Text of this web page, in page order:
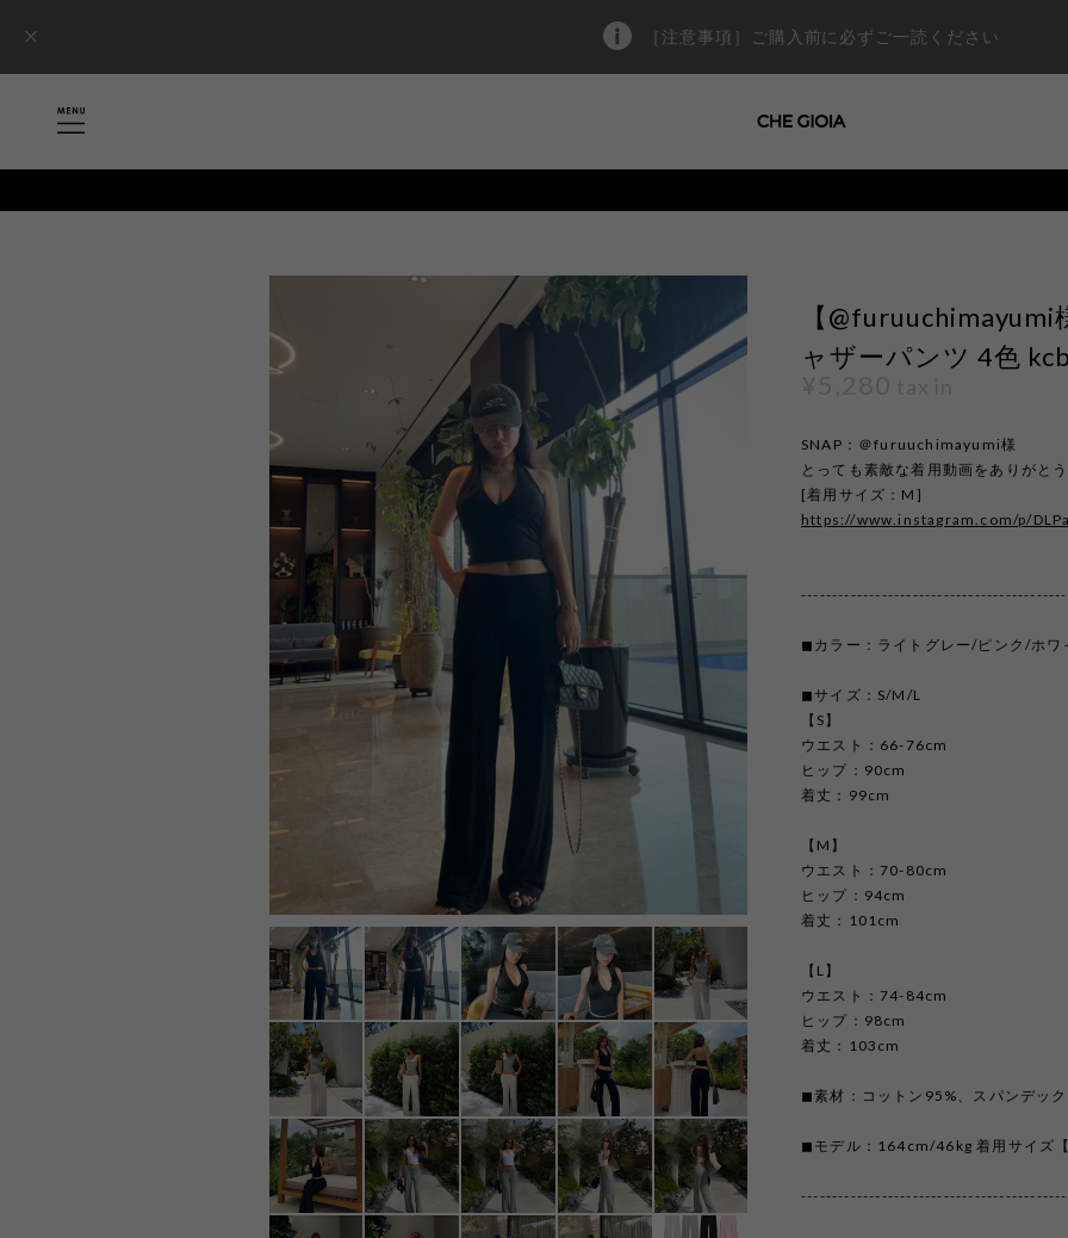
［注意事項］ご購入前に必ずご一読ください
【
ャザーパンツ 4色
SNAP：＠furuuchimayumi様
とっても素敵な着用動画をありがと
[着用サイズ：M]
https://www.instagram.com/p/
◼︎カラー：ライトグレー/ピンク/ホワ
◼︎サイズ：S/M/L
【S】
ウエスト：66-76cm
ヒップ：90cm
着丈：99cm
【M】
ウエスト：70-80cm
ヒップ：94cm
着丈：101cm
【L】
ウエスト：74-84cm
ヒップ：98cm
着丈：103cm
◼︎素材：コットン95%、スパンデッ
◼︎モデル：164cm/46kg 着用サイズ